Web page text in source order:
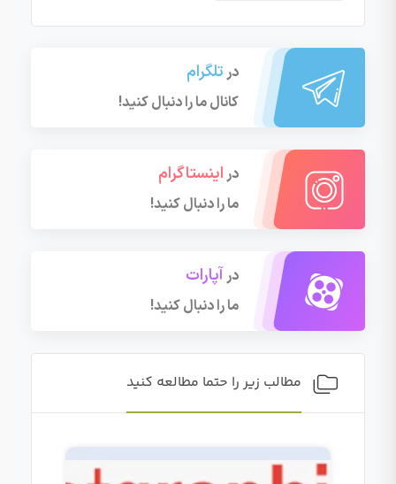
درتلگرام
کانال ما را دنبال کنید!
دراینستاگرام
ما را دنبال کنید!
درآپارات
ما را دنبال کنید!
مطالب زیر را حتما مطالعه کنید